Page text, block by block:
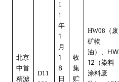
北京
中首
精滤
D11
1
1
年
1
月
1
8
日
收
集
贮
HW08 （废
矿物
油）、 HW
12 （染料
涂料废